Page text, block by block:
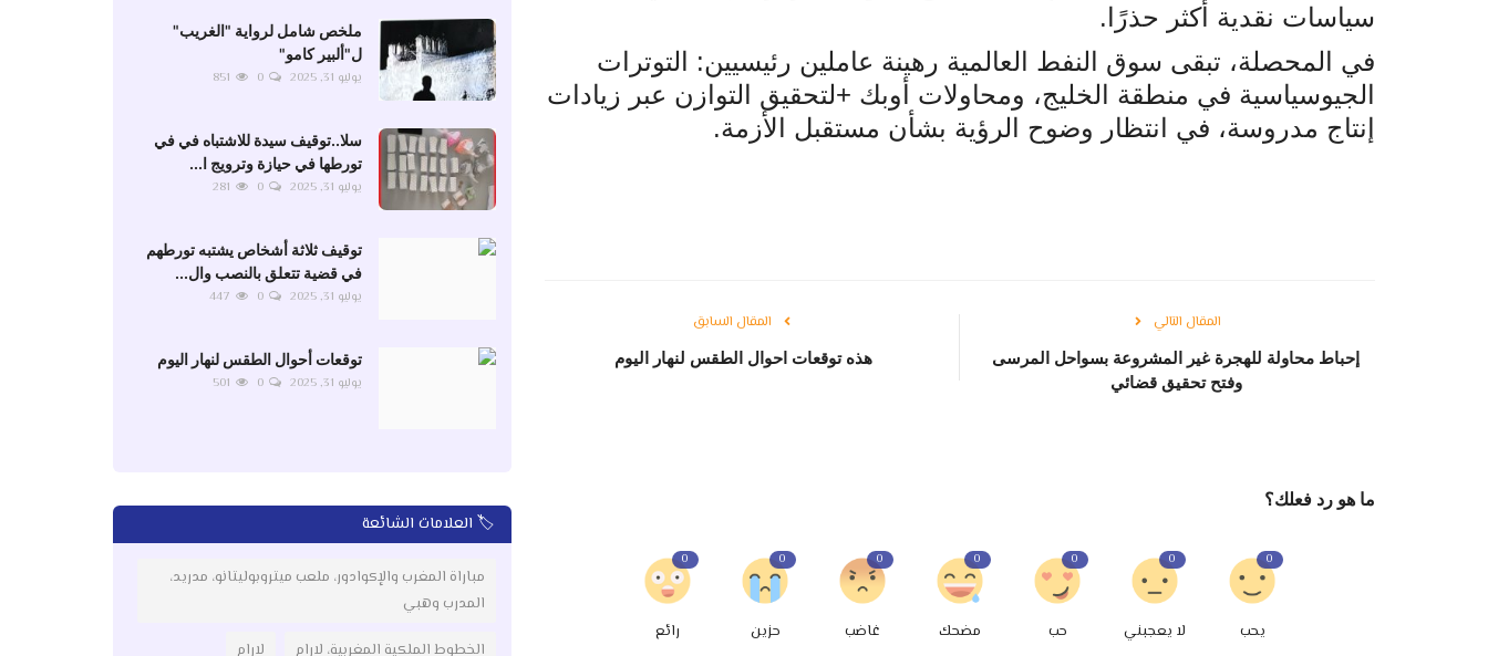
سياسات نقدية أكثر حذرًا.
في المحصلة، تبقى سوق النفط العالمية رهينة عاملين رئيسيين: التوترات
الجيوسياسية في منطقة الخليج، ومحاولات أوبك +لتحقيق التوازن عبر زيادات
إنتاج مدروسة، في انتظار وضوح الرؤية بشأن مستقبل الأزمة.
المقال السابق
هذه توقعات احوال الطقس لنهار اليوم
المقال التالي
إحباط محاولة للهجرة غير المشروعة بسواحل المرسى
وفتح تحقيق قضائي
ما هو رد فعلك؟
يحب
0
لا يعجبني
0
حب
0
مضحك
0
غاضب
0
حزين
0
رائع
0
ملخص شامل لرواية "الغريب"
ل"ألبير كامو"
يوليو 31, 2025
0
851
سلا..توقيف سيدة للاشتباه في في
تورطها في حيازة وترويج ا...
يوليو 31, 2025
0
281
توقيف ثلاثة أشخاص يشتبه تورطهم
في قضية تتعلق بالنصب وال...
يوليو 31, 2025
0
447
توقعات أحوال الطقس لنهار اليوم
يوليو 31, 2025
0
501
🏷️ العلامات الشائعة
مباراة المغرب والإكوادور، ملعب ميتروبوليتانو، مدريد،
المدرب وهبي
الخطوط الملكية المغربية، لارام لارام